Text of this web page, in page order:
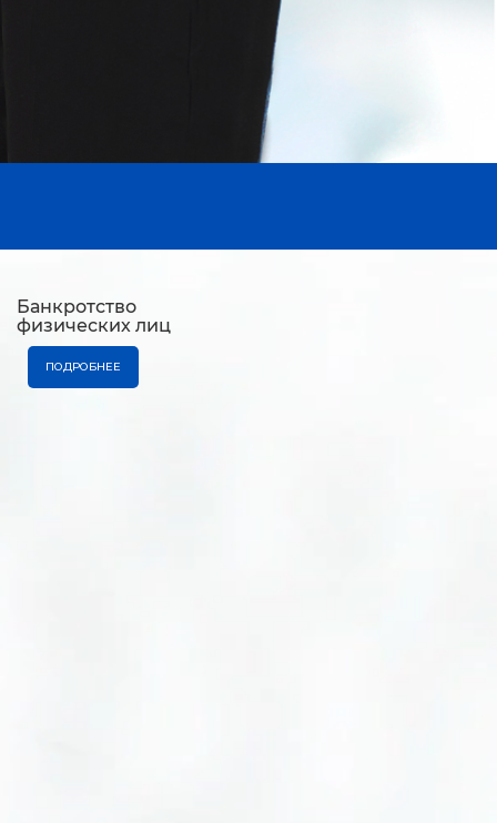
Банкротство
физических лиц
ПОДРОБНЕЕ